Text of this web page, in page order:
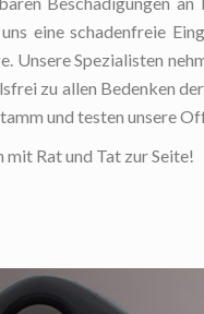
eine schadenfreie
Spezialisten
zu allen Bedenken
und testen unsere
Rat und Tat zur Seite!